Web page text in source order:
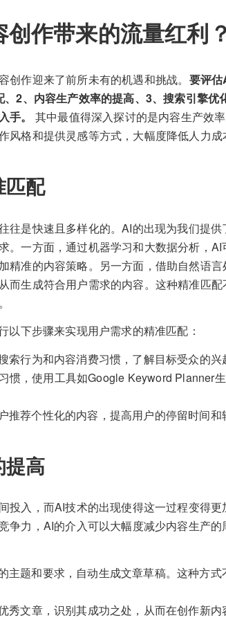
作带来的流量红利？
作迎来了前所未有的机遇和挑战。 要评
2、内容生产效率的提高、3、搜索引擎优
手。
其中最值得深入探讨的是内容生产效
风格和提供灵感等方式，大幅度降低人力成
匹配
往是快速且多样化的。AI的出现为我们提
。一方面，通过机器学习和大数据分析，
精准的内容策略。另一方面，借助自然语
而生成符合用户需求的内容。这种精准匹配
以下步骤来实现用户需求的精准匹配：
索行为和内容消费习惯，了解目标受众的兴
惯，使用工具如Google Keyword Planner
推荐个性化的内容，提高用户的停留时间和
提高
投入，而AI技术的出现使得这一过程变得
争力，AI的介入可以大幅度减少内容生产
主题和要求，自动生成文章草稿。这种方
秀文章，识别其成功之处，从而在创作新